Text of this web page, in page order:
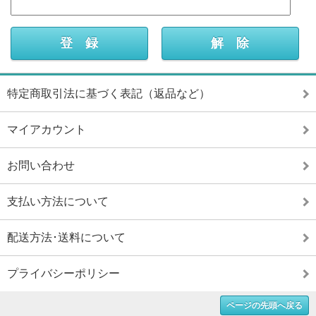
特定商取引法に基づく表記（返品など）
マイアカウント
お問い合わせ
支払い方法について
配送方法･送料について
プライバシーポリシー
ページの先頭へ戻る